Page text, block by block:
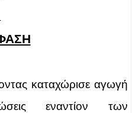
καταχώρισε αγωγή
εναντίον των